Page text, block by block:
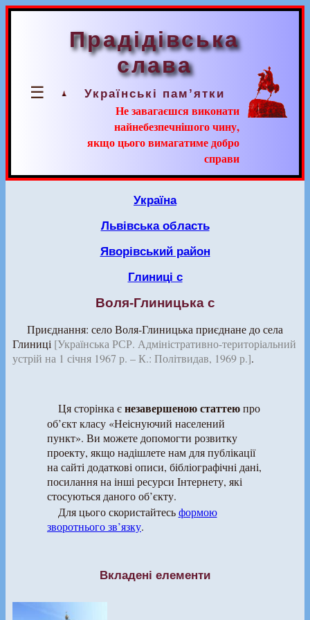
☰
Прадідівська
слава
Українські пам’ятки
Не завагаєшся виконати
найнебезпечнішого чину,
якщо цього вимагатиме добро
справи
Україна
Львівська область
Яворівський район
Глиниці с
Воля-Глиницька с
Приєднання: село Воля-Глиницька приєднане до села
Глиниці [Українська РСР. Адміністративно-територіальний
устрій на 1 січня 1967 р. – К.: Політвидав, 1969 р.].
Ця сторінка єнезавершеною статтеюпро
об’єкт класу «Неіснуючий населений
пункт». Ви можете допомогти розвитку
проекту, якщо надішлете нам для публікації
на сайті додаткові описи, бібліографічні дані,
посилання на інші ресурси Інтернету, які
стосуються даного об’єкту.
Для цього скористайтесьформою
зворотнього зв’язку.
Вкладені елементи